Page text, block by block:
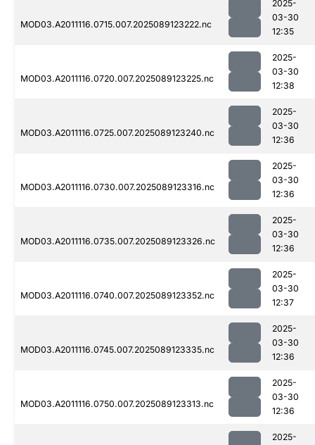
MOD03.A2011116.0715.007.2025089123222.nc
2025-
03-30
12:35
MOD03.A2011116.0720.007.2025089123225.nc
2025-
03-30
12:38
MOD03.A2011116.0725.007.2025089123240.nc
2025-
03-30
12:36
MOD03.A2011116.0730.007.2025089123316.nc
2025-
03-30
12:36
MOD03.A2011116.0735.007.2025089123326.nc
2025-
03-30
12:36
MOD03.A2011116.0740.007.2025089123352.nc
2025-
03-30
12:37
MOD03.A2011116.0745.007.2025089123335.nc
2025-
03-30
12:36
MOD03.A2011116.0750.007.2025089123313.nc
2025-
03-30
12:36
2025-